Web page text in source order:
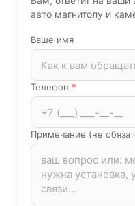
авто магнитолу и
Ваше имя
Телефон *
Примечание (не